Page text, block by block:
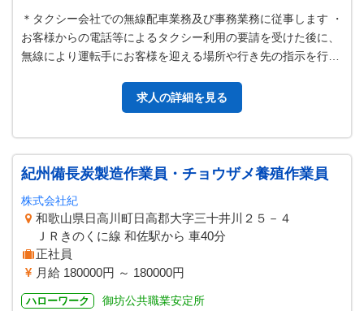
＊タクシー会社での無線配車業務及び事務業務に従事します ・
お客様からの電話等によるタクシー利用の要請を受けた後に、
無線により運転手にお客様を迎える場所や行き先の指示を行
求人の詳細を見る
紀州備長炭製造作業員・チョウザメ養殖作業員
株式会社紀
和歌山県日高川町日高郡大字三十井川２５－４
ＪＲきのくに線 和佐駅から 車40分
正社員
月給 180000円 ～ 180000円
ハローワーク 御坊公共職業安定所